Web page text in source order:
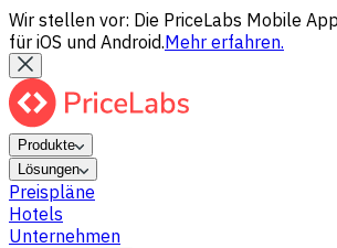
Wir stellen vor: Die PriceLabs Mobile
für iOS und Android.Mehr erfahren.
Produkte
Lösungen
Preispläne
Hotels
Unternehmen